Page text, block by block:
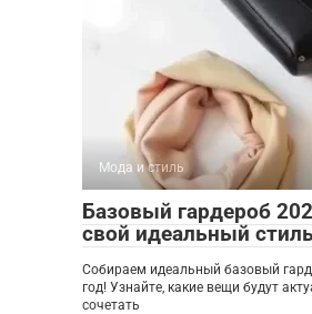
Мода и стиль
Базовый гардероб
свой идеальный
Собираем идеальный базовый
год! Узнайте, какие вещи будут
сочетать